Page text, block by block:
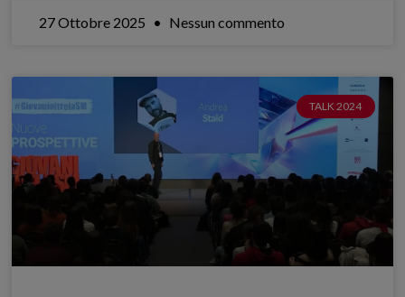
27 Ottobre 2025 Nessun commento
TALK 2024